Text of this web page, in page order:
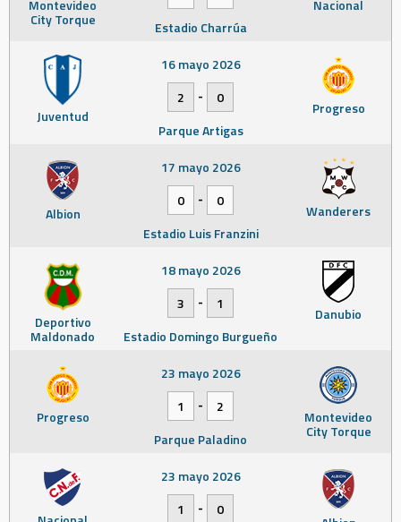
Montevideo
City Torque
Nacional
Estadio Charrúa
Juventud Progreso
16 mayo 2026
2
-
0
Parque Artigas
Albion Wanderers
17 mayo 2026
0
-
0
Estadio Luis Franzini
Deportivo
Maldonado
Danubio
18 mayo 2026
3
-
1
Estadio Domingo Burgueño
Progreso Montevideo
City Torque
23 mayo 2026
1
-
2
Parque Paladino
23 mayo 2026
1
-
0